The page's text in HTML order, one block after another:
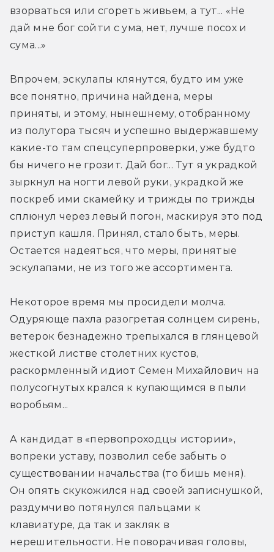
взорваться или сгореть живьем, а тут... «Не
дай мне бог сойти с ума, нет, лучше посох и
сума...»
Впрочем, эскулапы клянутся, будто им уже
все понятно, причина найдена, меры
приняты, и этому, нынешнему, отобранному
из полутора тысяч и успешно выдержавшему
какие-то там спецсуперпроверки, уже будто
бы ничего не грозит. Дай бог... Тут я украдкой
зыркнул на ногти левой руки, украдкой же
поскреб ими скамейку и трижды по трижды
сплюнул через левый погон, маскируя это под
приступ кашля. Принял, стало быть, меры.
Остается надеяться, что меры, принятые
эскулапами, не из того же ассортимента.
Некоторое время мы просидели молча.
Одуряюще пахла разогретая солнцем сирень,
ветерок безнадежно трепыхался в глянцевой
жесткой листве столетних кустов,
раскормленный идиот Семен Михайлович на
полусогнутых крался к купающимся в пыли
воробьям...
А кандидат в «первопроходцы истории»,
вопреки уставу, позволил себе забыть о
существовании начальства (то бишь меня).
Он опять скукожился над своей записнушкой,
раздумчиво потянулся пальцами к
клавиатуре, да так и закляк в
нерешительности. Не поворачивая головы,